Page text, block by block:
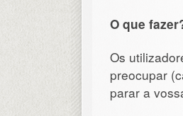
O que
Os
preocupar
parar a